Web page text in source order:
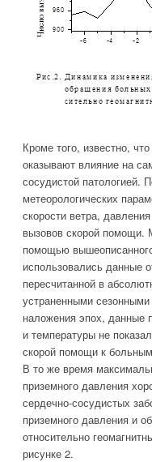
Кроме того, известно,
оказывают влияние на
сосудистой патологией.
метеорологических
скорости ветра,
вызовов скорой помощи.
помощью
использовались данные
пересчитанной в
устраненными
наложения эпох, данные
и температуры не
скорой помощи к
В то же время
приземного давления
сердечно-сосудистых
приземного давления и
относительно
рисунке 2.